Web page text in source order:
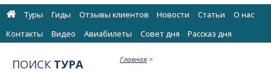
Туры Гиды Отзывы клиентов Новости Статьи
О нас
Контакты
Видео Авиабилеты Cовет дня Рассказ дня
Главная >
ПОИСК ТУРА